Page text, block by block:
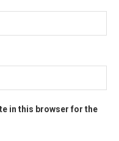
in this browser for the